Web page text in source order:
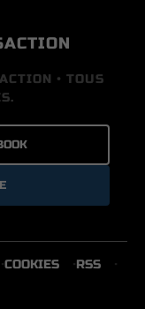
• TOUS
COOKIES
RSS